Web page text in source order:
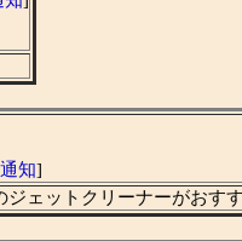
知]
ェットクリーナーがおすす